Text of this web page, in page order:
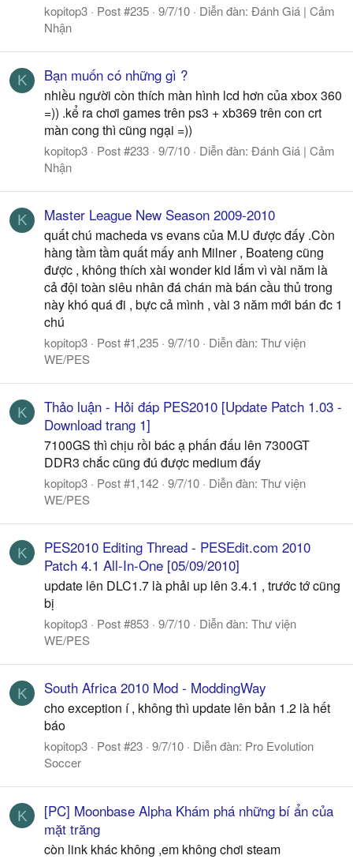
kopitop3 Post #235 9/7/10 Diễn đàn: Đánh Giá | Cảm
Nhận
K Bạn muốn có những gì ?
nhiều người còn thích màn hình lcd hơn của xbox 360
=)) .kể ra chơi games trên ps3 + xb369 trên con crt
màn cong thì cũng ngại =))
kopitop3 Post #233 9/7/10 Diễn đàn: Đánh Giá | Cảm
Nhận
K Master League New Season 2009-2010
quất chú macheda vs evans của M.U được đấy .Còn
hàng tầm tầm quất mấy anh Milner , Boateng cũng
được , không thích xài wonder kid lắm vì vài năm là
cả đội toàn siêu nhân đá chán mà bán cầu thủ trong
này khó quá đi , bực cả mình , vài 3 năm mới bán đc 1
chú
kopitop3 Post #1,235 9/7/10 Diễn đàn: Thư viện
WE/PES
K
Thảo luận - Hỏi đáp PES2010 [Update Patch 1.03 -
Download trang 1]
7100GS thì chịu rồi bác ạ phấn đấu lên 7300GT
DDR3 chắc cũng đú được medium đấy
kopitop3 Post #1,142 9/7/10 Diễn đàn: Thư viện
WE/PES
K
PES2010 Editing Thread - PESEdit.com 2010
Patch 4.1 All-In-One [05/09/2010]
update lên DLC1.7 là phải up lên 3.4.1 , trước tớ cũng
bị
kopitop3 Post #853 9/7/10 Diễn đàn: Thư viện
WE/PES
K South Africa 2010 Mod - ModdingWay
cho exception í , không thì update lên bản 1.2 là hết
báo
kopitop3 Post #23 9/7/10 Diễn đàn: Pro Evolution
Soccer
K
[PC] Moonbase Alpha Khám phá những bí ẩn của
mặt trăng
còn link khác không ,em không chơi steam